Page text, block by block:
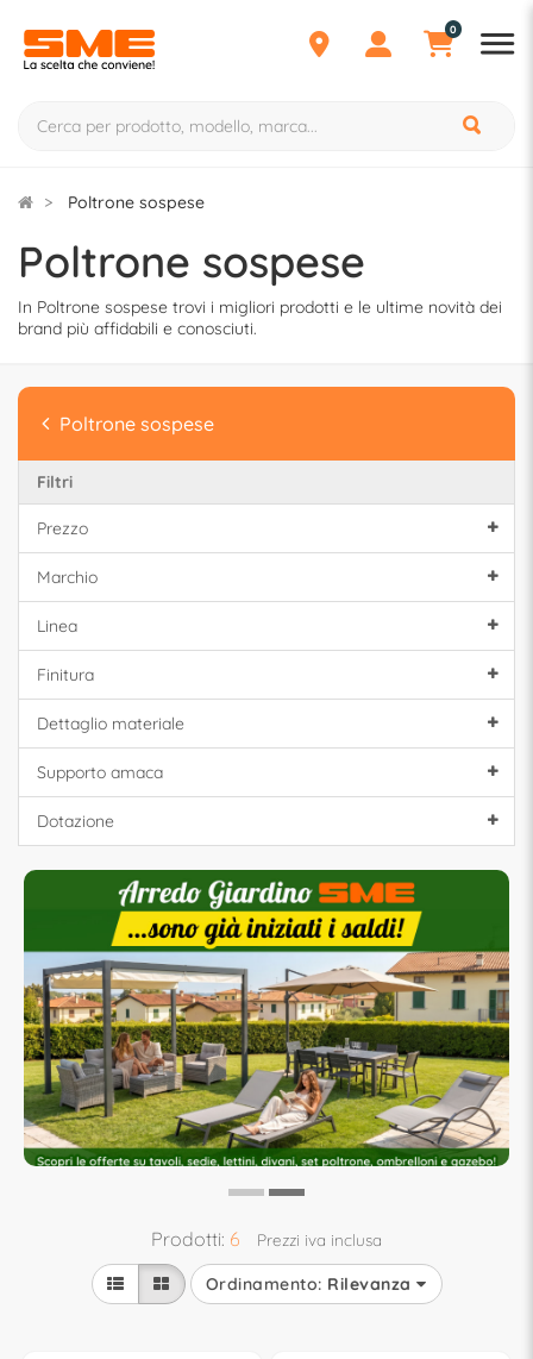
0
Poltrone sospese
Poltrone sospese
In Poltrone sospese trovi i migliori prodotti e le ultime novità dei
brand più affidabili e conosciuti.
Poltrone sospese
Filtri
Prezzo
Marchio
Linea
Finitura
Dettaglio materiale
Supporto amaca
Dotazione
Prodotti: 6 Prezzi iva inclusa
Ordinamento: Rilevanza